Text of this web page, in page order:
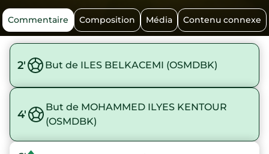
Commentaire Composition Média Contenu connexe
2' But de ILES BELKACEMI (OSMDBK)
4'
But de MOHAMMED ILYES KENTOUR
(OSMDBK)